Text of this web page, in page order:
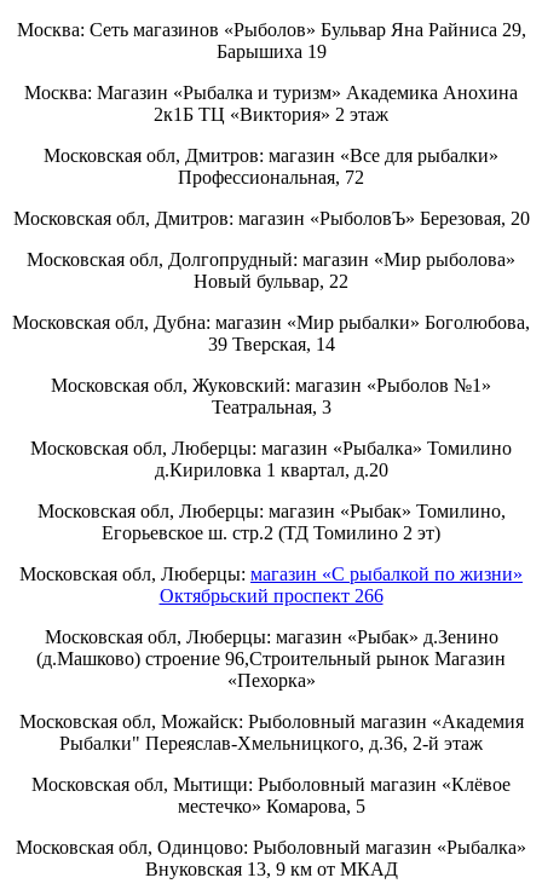
Москва: Сеть магазинов «Рыболов» Бульвар Яна Райниса 29,
Барышиха 19
Москва: Магазин «Рыбалка и туризм» Академика Анохина
2к1Б ТЦ «Виктория» 2 этаж
Московская обл, Дмитров: магазин «Все для рыбалки»
Профессиональная, 72
Московская обл, Дмитров: магазин «РыболовЪ» Березовая, 20
Московская обл, Долгопрудный: магазин «Мир рыболова»
Новый бульвар, 22
Московская обл, Дубна: магазин «Мир рыбалки» Боголюбова,
39 Тверская, 14
Московская обл, Жуковский: магазин «Рыболов №1»
Театральная, 3
Московская обл, Люберцы: магазин «Рыбалка» Томилино
д.Кириловка 1 квартал, д.20
Московская обл, Люберцы: магазин «Рыбак» Томилино,
Егорьевское ш. стр.2 (ТД Томилино 2 эт)
Московская обл, Люберцы: магазин «С рыбалкой по жизни»
Октябрьский проспект 266
Московская обл, Люберцы: магазин «Рыбак» д.Зенино
(д.Машково) строение 96,Строительный рынок Магазин
«Пехорка»
Московская обл, Можайск: Рыболовный магазин «Академия
Рыбалки" Переяслав-Хмельницкого, д.36, 2-й этаж
Московская обл, Мытищи: Рыболовный магазин «Клёвое
местечко» Комарова, 5
Московская обл, Одинцово: Рыболовный магазин «Рыбалка»
Внуковская 13, 9 км от МКАД